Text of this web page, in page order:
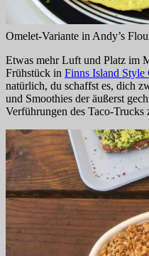
Omelet-Variante in Andy’s
Etwas mehr Luft und Platz im
Frühstück in Finns Island Style
natürlich, du schaffst es, dich
und Smoothies der äußerst
Verführungen des Taco-Trucks